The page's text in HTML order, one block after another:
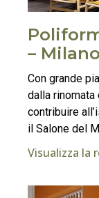
– Milano
Con grande
dalla rinomata
contribuire
il Salone del
Visualizza la